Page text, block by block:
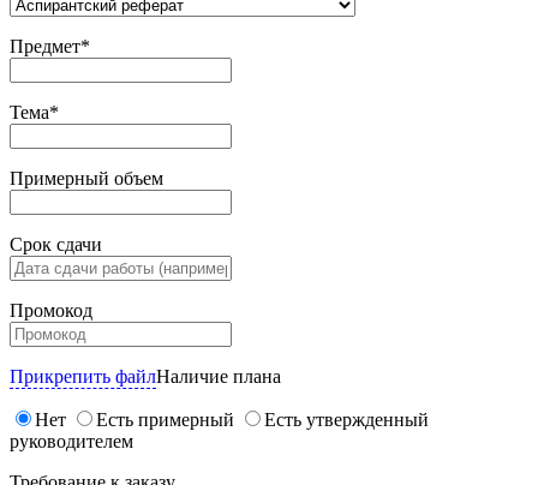
Предмет*
Тема*
Примерный объем
Срок сдачи
Промокод
Прикрепить файлНаличие плана
Нет Есть примерный
Есть утвержденный
руководителем